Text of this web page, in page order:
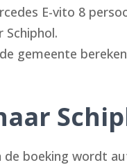
E-vito 8
gemeente
boeking wordt